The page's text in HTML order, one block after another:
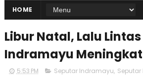
HOME
Libur Natal, Lalu
Indramayu Meningkat
5:53 PM Seputar Indramayu,